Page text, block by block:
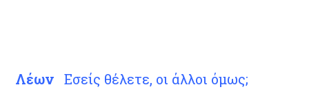
Λέων Εσείς θέλετε, οι άλλοι όμως;